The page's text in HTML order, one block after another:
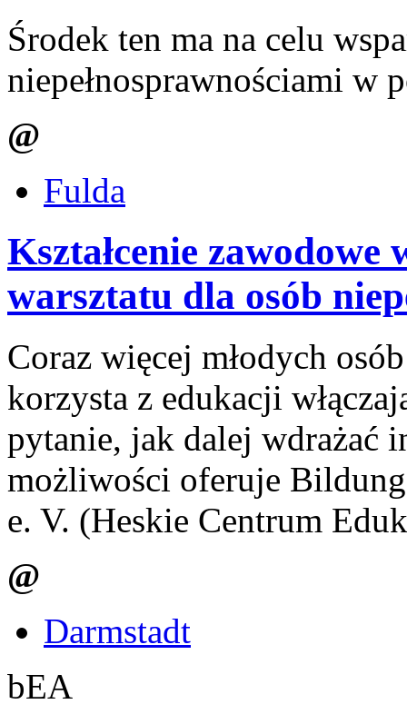
Środek ten ma na celu
niepełnosprawnościami w
@
Fulda
Kształcenie
warsztatu dla osób
Coraz więcej młodych
korzysta z edukacji
pytanie, jak dalej wdrażać
możliwości oferuje
e. V. (Heskie Centrum
@
Darmstadt
bEA